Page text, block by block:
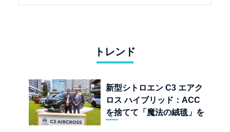
トレンド
新型シトロエン C3 エアク
ロス ハイブリッド：ACC
を捨てて「魔法の絨毯」を